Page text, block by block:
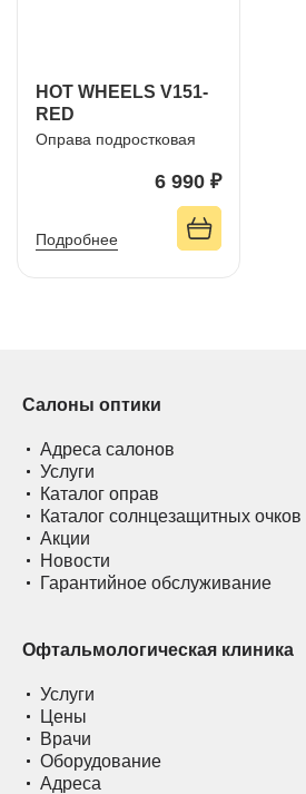
HOT WHEELS V151-
RED
Оправа подростковая
6 990 ₽
Подробнее
Салоны оптики
Адреса салонов
Услуги
Каталог оправ
Каталог солнцезащитных очков
Акции
Новости
Гарантийное обслуживание
Офтальмологическая клиника
Услуги
Цены
Врачи
Оборудование
Адреса